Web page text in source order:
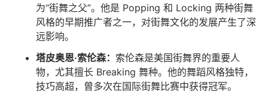
为“街舞之父”。他是 Popping 和 Locking 两种街舞
风格的早期推广者之一，对街舞文化的发展产生了深
远影响。
塔皮奥恩·索伦森： 索伦森是美国街舞界的重要人
物，尤其擅长 Breaking 舞种。他的舞蹈风格独特，
技巧高超，曾多次在国际街舞比赛中获得冠军。